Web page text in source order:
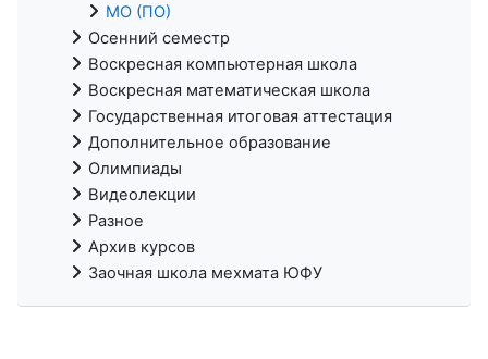
МО (ПО)
Осенний семестр
Воскресная компьютерная школа
Воскресная математическая школа
Государственная итоговая аттестация
Дополнительное образование
Олимпиады
Видеолекции
Разное
Архив курсов
Заочная школа мехмата ЮФУ